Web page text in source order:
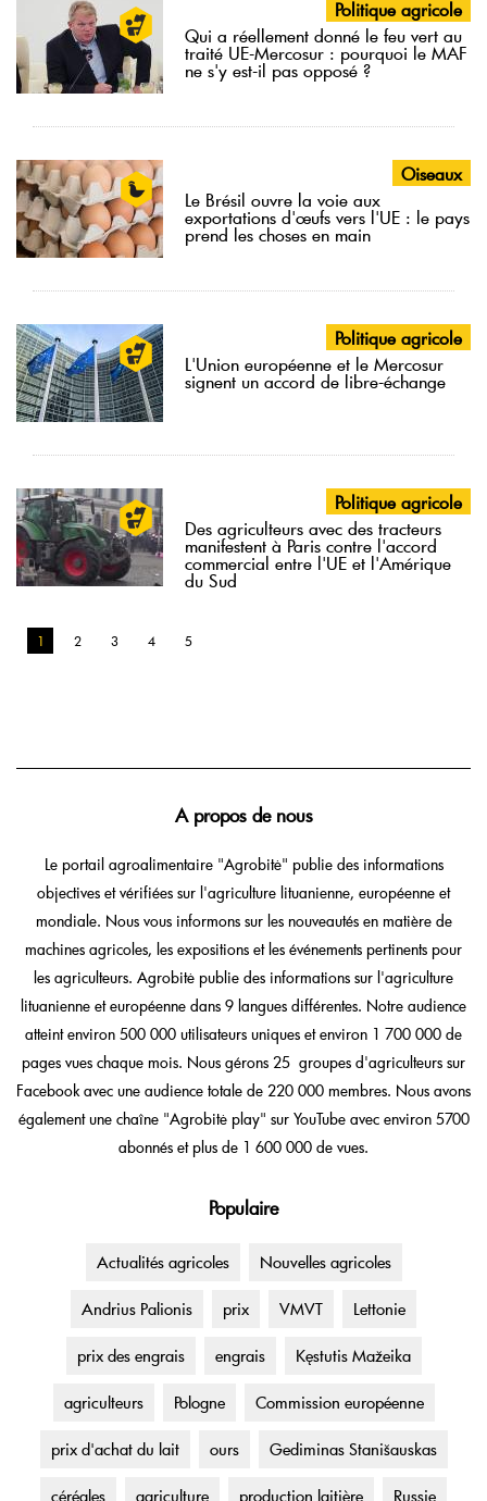
Politique agricole
Qui a réellement donné le feu vert au
traité UE-Mercosur : pourquoi le MAF
ne s'y est-il pas opposé ?
Oiseaux
Le Brésil ouvre la voie aux
exportations d'œufs vers l'UE : le pays
prend les choses en main
Politique agricole
L'Union européenne et le Mercosur
signent un accord de libre-échange
Politique agricole
Des agriculteurs avec des tracteurs
manifestent à Paris contre l'accord
commercial entre l'UE et l'Amérique
du Sud
1 2 3 4 5
A propos de nous
Le portail agroalimentaire "Agrobitė" publie des informations
objectives et vérifiées sur l'agriculture lituanienne, européenne et
mondiale. Nous vous informons sur les nouveautés en matière de
machines agricoles, les expositions et les événements pertinents pour
les agriculteurs. Agrobitė publie des informations sur l'agriculture
lituanienne et européenne dans 9 langues différentes. Notre audience
atteint environ 500 000 utilisateurs uniques et environ 1 700 000 de
pages vues chaque mois. Nous gérons 25 groupes d'agriculteurs sur
Facebook avec une audience totale de 220 000 membres. Nous avons
également une chaîne "Agrobitė play" sur YouTube avec environ 5700
abonnés et plus de 1 600 000 de vues.
Populaire
Actualités agricoles Nouvelles agricoles
Andrius Palionis prix VMVT Lettonie
prix des engrais engrais Kęstutis Mažeika
agriculteurs Pologne Commission européenne
prix d'achat du lait ours Gediminas Stanišauskas
céréales agriculture production laitière Russie